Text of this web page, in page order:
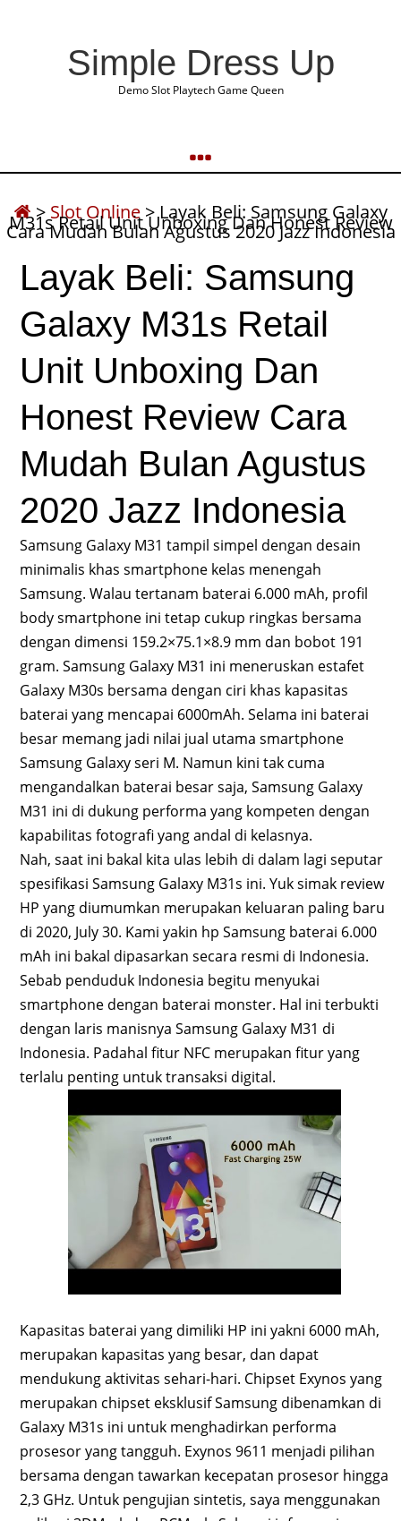
Simple Dress Up
Demo Slot Playtech Game Queen
> Slot Online >Layak Beli: Samsung Galaxy
M31s Retail Unit Unboxing Dan Honest Review
Cara Mudah Bulan Agustus 2020 Jazz Indonesia
Layak Beli: Samsung
Galaxy M31s Retail
Unit Unboxing Dan
Honest Review Cara
Mudah Bulan Agustus
2020 Jazz Indonesia
Samsung Galaxy M31 tampil simpel dengan desain
minimalis khas smartphone kelas menengah
Samsung. Walau tertanam baterai 6.000 mAh, profil
body smartphone ini tetap cukup ringkas bersama
dengan dimensi 159.2×75.1×8.9 mm dan bobot 191
gram. Samsung Galaxy M31 ini meneruskan estafet
Galaxy M30s bersama dengan ciri khas kapasitas
baterai yang mencapai 6000mAh. Selama ini baterai
besar memang jadi nilai jual utama smartphone
Samsung Galaxy seri M. Namun kini tak cuma
mengandalkan baterai besar saja, Samsung Galaxy
M31 ini di dukung performa yang kompeten dengan
kapabilitas fotografi yang andal di kelasnya.
Nah, saat ini bakal kita ulas lebih di dalam lagi seputar
spesifikasi Samsung Galaxy M31s ini. Yuk simak review
HP yang diumumkan merupakan keluaran paling baru
di 2020, July 30. Kami yakin hp Samsung baterai 6.000
mAh ini bakal dipasarkan secara resmi di Indonesia.
Sebab penduduk Indonesia begitu menyukai
smartphone dengan baterai monster. Hal ini terbukti
dengan laris manisnya Samsung Galaxy M31 di
Indonesia. Padahal fitur NFC merupakan fitur yang
terlalu penting untuk transaksi digital.
Kapasitas baterai yang dimiliki HP ini yakni 6000 mAh,
merupakan kapasitas yang besar, dan dapat
mendukung aktivitas sehari-hari. Chipset Exynos yang
merupakan chipset eksklusif Samsung dibenamkan di
Galaxy M31s ini untuk menghadirkan performa
prosesor yang tangguh. Exynos 9611 menjadi pilihan
bersama dengan tawarkan kecepatan prosesor hingga
2,3 GHz. Untuk pengujian sintetis, saya menggunakan